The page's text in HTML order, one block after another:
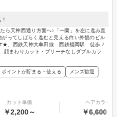
ら天神西通り方面へ♪「一蘭」を左に進み直
ってしばらく進むと見える白い外観のビル
★、西鉄天神大牟田線 西鉄福岡駅 徒歩７
顔まわりカット・ブリーチなしダブルカラ
ポイントが貯まる・使える メンズ歓迎
カット単価
￥2,200～
ヘアカラー
￥6,600～